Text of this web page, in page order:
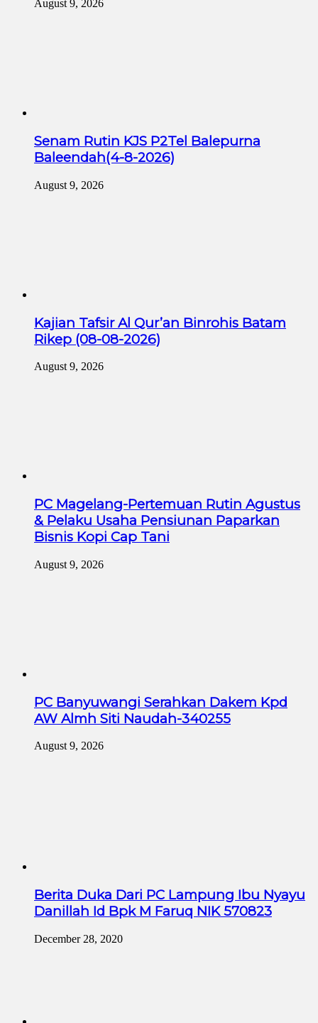
August 9, 2026
Senam Rutin KJS P2Tel Balepurna
Baleendah(4-8-2026)
August 9, 2026
Kajian Tafsir Al Qur’an Binrohis Batam
Rikep (08-08-2026)
August 9, 2026
PC Magelang-Pertemuan Rutin Agustus
& Pelaku Usaha Pensiunan Paparkan
Bisnis Kopi Cap Tani
August 9, 2026
PC Banyuwangi Serahkan Dakem Kpd
AW Almh Siti Naudah-340255
August 9, 2026
Berita Duka Dari PC Lampung Ibu Nyayu
Danillah Id Bpk M Faruq NIK 570823
December 28, 2020